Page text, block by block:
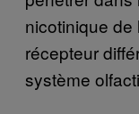
nicotinique de
récepteur
système